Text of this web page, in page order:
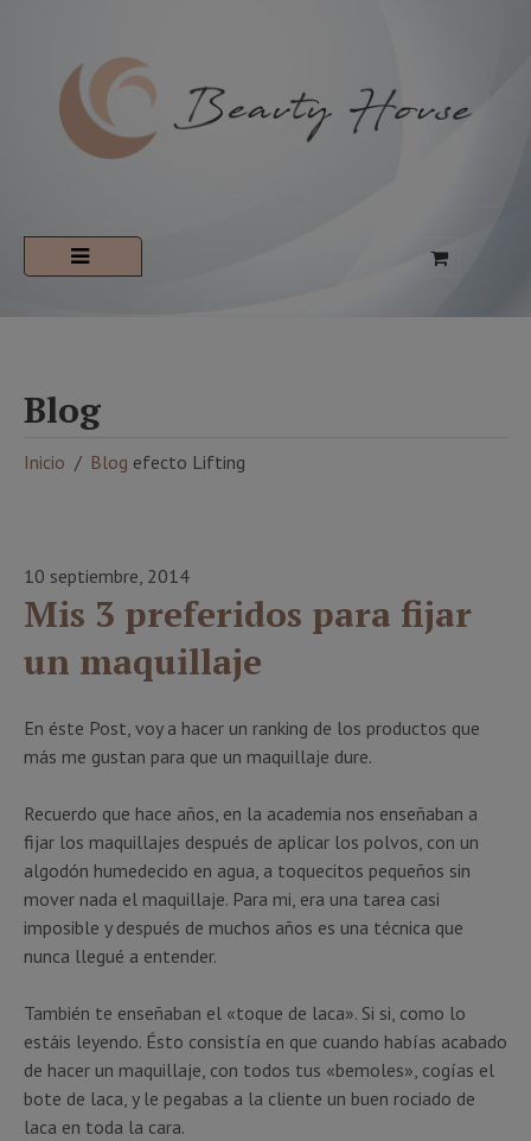
Blog
Inicio Blog efecto Lifting
10 septiembre, 2014
Mis 3 preferidos para fijar
un maquillaje
En éste Post, voy a hacer un ranking de los productos que
más me gustan para que un maquillaje dure.
Recuerdo que hace años, en la academia nos enseñaban a
fijar los maquillajes después de aplicar los polvos, con un
algodón humedecido en agua, a toquecitos pequeños sin
mover nada el maquillaje. Para mi, era una tarea casi
imposible y después de muchos años es una técnica que
nunca llegué a entender.
También te enseñaban el «toque de laca». Si si, como lo
estáis leyendo. Ésto consistía en que cuando habías acabado
de hacer un maquillaje, con todos tus «bemoles», cogías el
bote de laca, y le pegabas a la cliente un buen rociado de
laca en toda la cara.